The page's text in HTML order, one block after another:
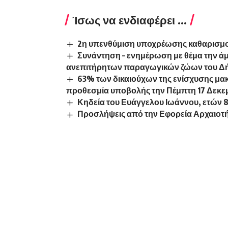
Ίσως να ενδιαφέρει ...
2η υπενθύμιση υποχρέωσης
Συνάντηση – ενημέρωση με θέμα την
ανεπιτήρητων παραγωγικών ζώων του
63% των δικαιούχων της ενίσχυσης
προθεσμία υποβολής την Πέμπτη 17
Κηδεία του Ευάγγελου Ιωάννου, ετών
Προσλήψεις από την Εφορεία